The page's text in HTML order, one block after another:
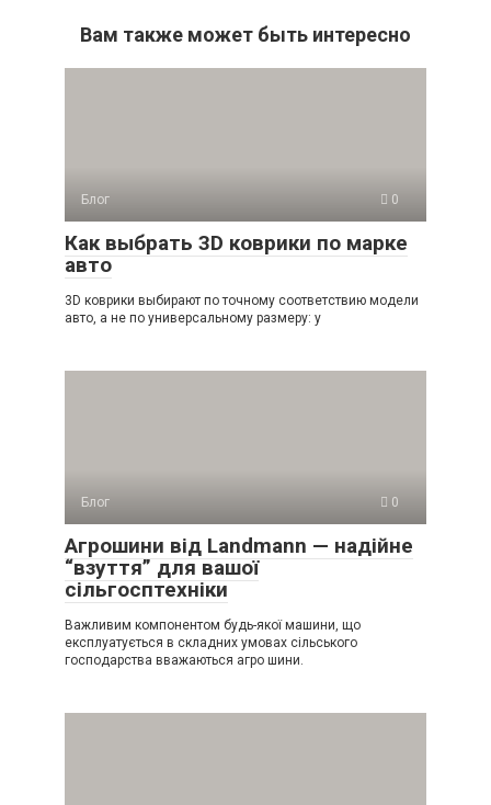
Вам также может быть интересно
Блог 0
Как выбрать 3D коврики по марке
авто
3D коврики выбирают по точному соответствию модели
авто, а не по универсальному размеру: у
Блог 0
Агрошини від Landmann — надійне
“взуття” для вашої
сільгосптехніки
Важливим компонентом будь-якої машини, що
експлуатується в складних умовах сільського
господарства вважаються агро шини.